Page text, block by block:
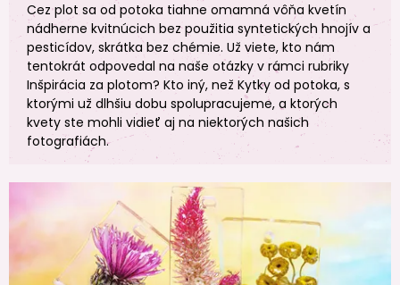
Cez plot sa od potoka tiahne omamná vôňa kvetín
nádherne kvitnúcich bez použitia syntetických hnojív a
pesticídov, skrátka bez chémie. Už viete, kto nám
tentokrát odpovedal na naše otázky v rámci rubriky
Inšpirácia za plotom? Kto iný, než Kytky od potoka, s
ktorými už dlhšiu dobu spolupracujeme, a ktorých
kvety ste mohli vidieť aj na niektorých našich
fotografiách.